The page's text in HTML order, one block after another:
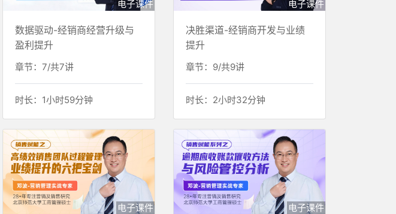
电子课件
数据驱动-经销商经营升级与
盈利提升
章节：7/共7讲
时长：1小时59分钟
电子课件
决胜渠道-经销商开发与业绩
提升
章节：9/共9讲
时长：2小时32分钟
电子课件 电子课件